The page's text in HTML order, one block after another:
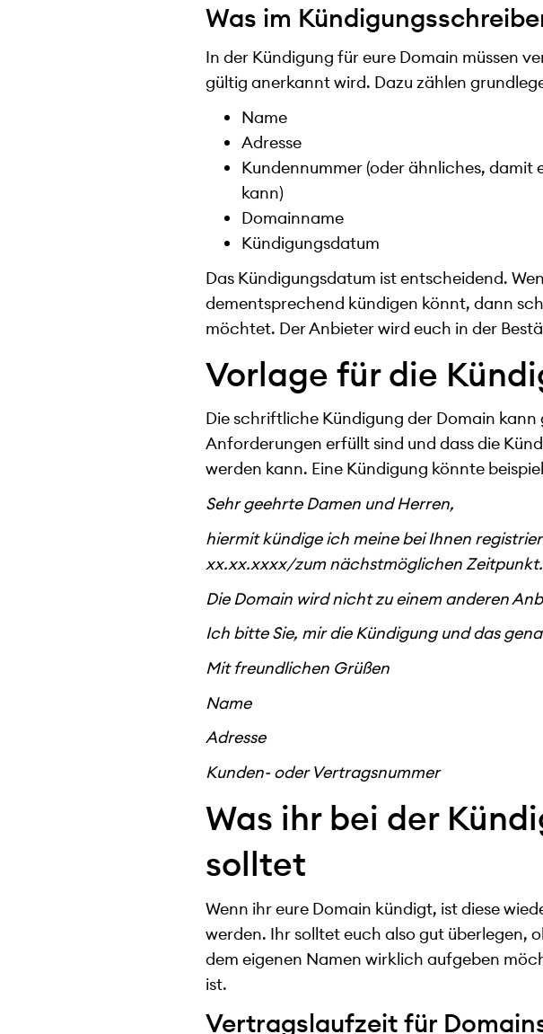
Was im
In der Kündigung für eure Domain müssen
gültig anerkannt wird. Dazu zählen
Name
Adresse
Kundennummer (oder ähnliches,
kann)
Domainname
Kündigungsdatum
Das Kündigungsdatum ist entscheidend.
dementsprechend kündigen könnt, dann
möchtet. Der Anbieter wird euch in der
Vorlage für die
Die schriftliche Kündigung der Domain
Anforderungen erfüllt sind und dass die
werden kann. Eine Kündigung könnte
Sehr geehrte Damen und Herren,
hiermit kündige ich meine bei Ihnen
xx.xx.xxxx/zum nächstmöglichen Zeitpunkt.
Die Domain wird nicht zu einem anderen
Ich bitte Sie, mir die Kündigung und das
Mit freundlichen Grüßen
Name
Adresse
Kunden- oder Vertragsnummer
Was ihr bei der
solltet
Wenn ihr eure Domain kündigt, ist diese
werden. Ihr solltet euch also gut überlegen,
dem eigenen Namen wirklich aufgeben
ist.
Vertragslaufzeit für